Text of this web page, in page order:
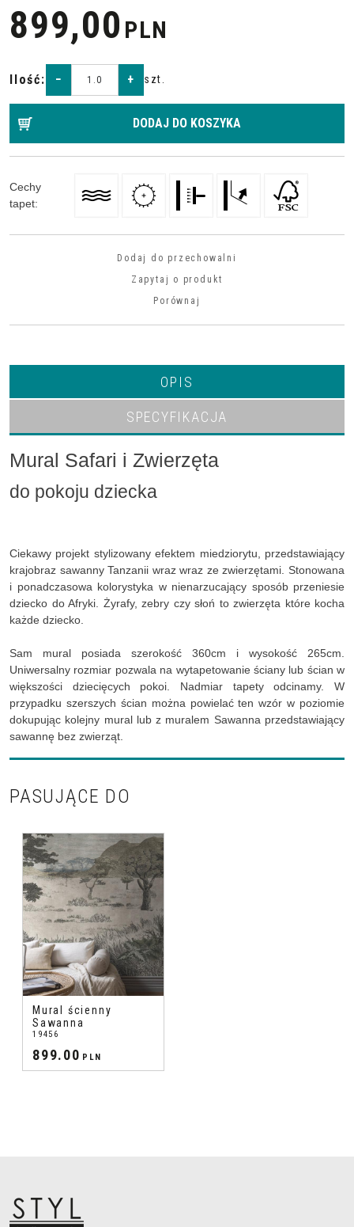
899,00 PLN
Ilość: − + szt.
DODAJ DO KOSZYKA
Cechy
tapet:
Dodaj do przechowalni
Zapytaj o produkt
Porównaj
OPIS
SPECYFIKACJA
Mural Safari i Zwierzęta
do pokoju dziecka
Ciekawy projekt stylizowany efektem miedziorytu, przedstawiający
krajobraz sawanny Tanzanii wraz wraz ze zwierzętami. Stonowana
i ponadczasowa kolorystyka w nienarzucający sposób przeniesie
dziecko do Afryki. Żyrafy, zebry czy słoń to zwierzęta które kocha
każde dziecko.
Sam mural posiada szerokość 360cm i wysokość 265cm.
Uniwersalny rozmiar pozwala na wytapetowanie ściany lub ścian w
większości dziecięcych pokoi. Nadmiar tapety odcinamy. W
przypadku szerszych ścian można powielać ten wzór w poziomie
dokupując kolejny mural lub z muralem Sawanna przedstawiający
sawannę bez zwierząt.
PASUJĄCE DO
Mural ścienny
Sawanna
19456
899.00 PLN